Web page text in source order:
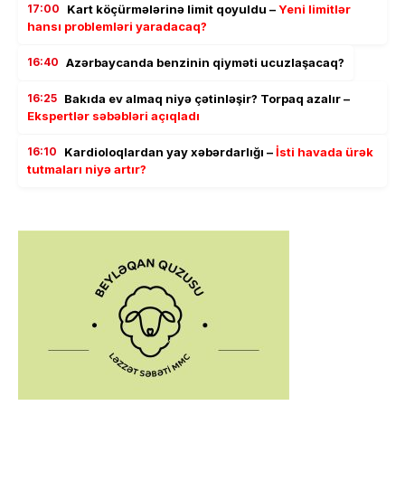
17:00 Kart köçürmələrinə limit qoyuldu –Yeni limitlər
hansı problemləri yaradacaq?
16:40 Azərbaycanda benzinin qiyməti ucuzlaşacaq?
16:25 Bakıda ev almaq niyə çətinləşir? Torpaq azalır –
Ekspertlər səbəbləri açıqladı
16:10 Kardioloqlardan yay xəbərdarlığı –İsti havada ürək
tutmaları niyə artır?